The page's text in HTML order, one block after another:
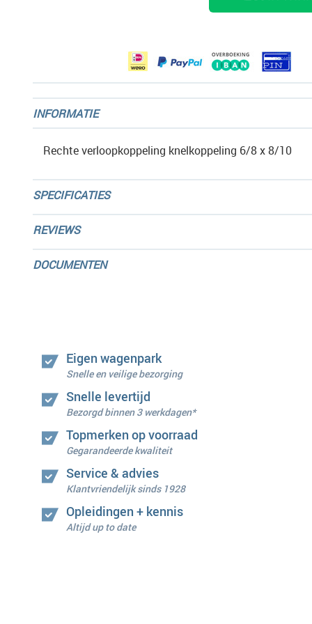
INFORMATIE
Rechte verloopkoppeling knelkoppeling 6/8 x 8/10
SPECIFICATIES
REVIEWS
DOCUMENTEN
Eigen wagenpark
Snelle en veilige bezorging
Snelle levertijd
Bezorgd binnen 3 werkdagen*
Topmerken op voorraad
Gegarandeerde kwaliteit
Service & advies
Klantvriendelijk sinds 1928
Opleidingen + kennis
Altijd up to date